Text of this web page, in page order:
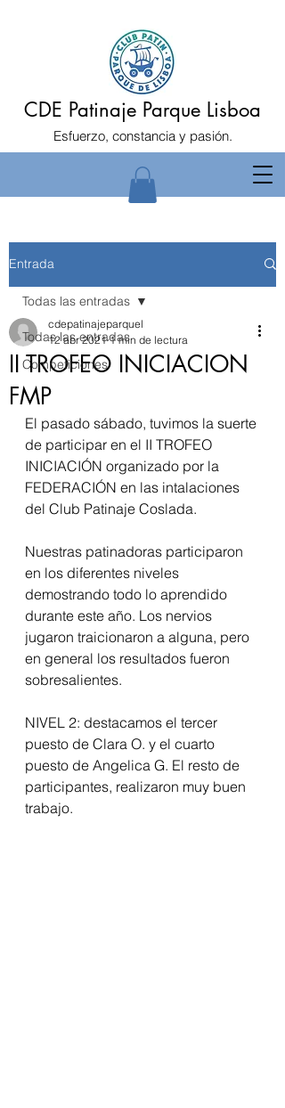
CDE Patinaje Parque Lisboa
Esfuerzo, constancia y pasión.
Entrada
Todas las entradas
Competiciones
Todas las entradas
II TROFEO INICIACION
FMP
cdepatinajeparquel
12 abr 2021 1 min de lectura
El pasado sábado, tuvimos la suerte
de participar en el II TROFEO
INICIACIÓN organizado por la
FEDERACIÓN en las intalaciones
del Club Patinaje Coslada.
Nuestras patinadoras participaron
en los diferentes niveles
demostrando todo lo aprendido
durante este año. Los nervios
jugaron traicionaron a alguna, pero
en general los resultados fueron
sobresalientes.
NIVEL 2: destacamos el tercer
puesto de Clara O. y el cuarto
puesto de Angelica G. El resto de
participantes, realizaron muy buen
trabajo.